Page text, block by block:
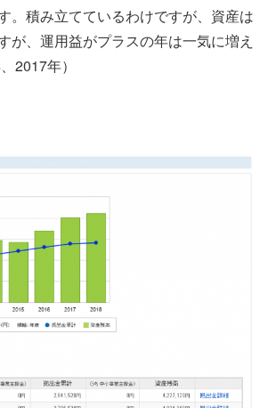
。積み立てているわけですが、資産は
が、運用益がプラスの年は一気に増え
2017年）